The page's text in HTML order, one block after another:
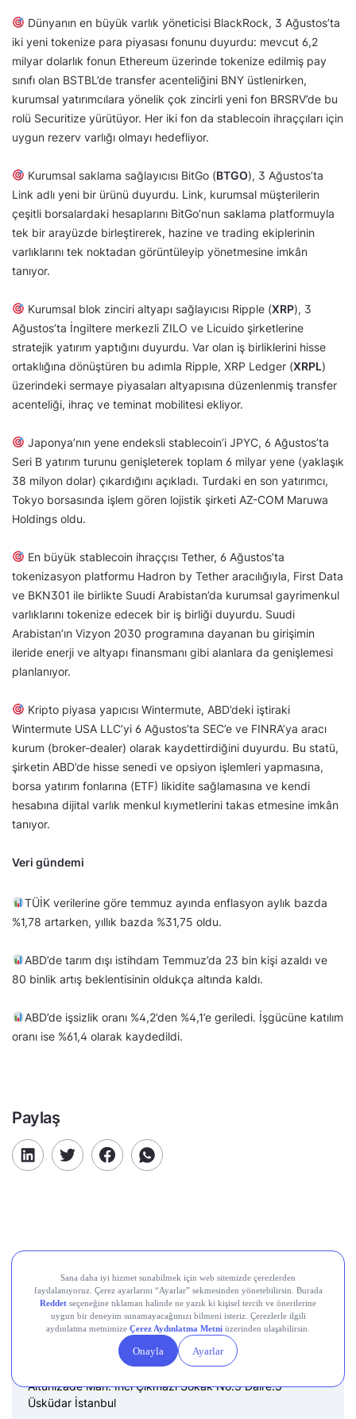
Dünyanın en büyük varlık yöneticisi BlackRock, 3 Ağustos’ta
iki yeni tokenize para piyasası fonunu duyurdu: mevcut 6,2
milyar dolarlık fonun Ethereum üzerinde tokenize edilmiş pay
sınıfı olan BSTBL’de transfer acenteliğini BNY üstlenirken,
kurumsal yatırımcılara yönelik çok zincirli yeni fon BRSRV’de bu
rolü Securitize yürütüyor. Her iki fon da stablecoin ihraççıları için
uygun rezerv varlığı olmayı hedefliyor.
Kurumsal saklama sağlayıcısı BitGo (BTGO), 3 Ağustos’ta
Link adlı yeni bir ürünü duyurdu. Link, kurumsal müşterilerin
çeşitli borsalardaki hesaplarını BitGo’nun saklama platformuyla
tek bir arayüzde birleştirerek, hazine ve trading ekiplerinin
varlıklarını tek noktadan görüntüleyip yönetmesine imkân
tanıyor.
Kurumsal blok zinciri altyapı sağlayıcısı Ripple (XRP), 3
Ağustos’ta İngiltere merkezli ZILO ve Licuido şirketlerine
stratejik yatırım yaptığını duyurdu. Var olan iş birliklerini hisse
ortaklığına dönüştüren bu adımla Ripple, XRP Ledger (XRPL)
üzerindeki sermaye piyasaları altyapısına düzenlenmiş transfer
acenteliği, ihraç ve teminat mobilitesi ekliyor.
Japonya’nın yene endeksli stablecoin’i JPYC, 6 Ağustos’ta
Seri B yatırım turunu genişleterek toplam 6 milyar yene (yaklaşık
38 milyon dolar) çıkardığını açıkladı. Turdaki en son yatırımcı,
Tokyo borsasında işlem gören lojistik şirketi AZ-COM Maruwa
Holdings oldu.
En büyük stablecoin ihraççısı Tether, 6 Ağustos’ta
tokenizasyon platformu Hadron by Tether aracılığıyla, First Data
ve BKN301 ile birlikte Suudi Arabistan’da kurumsal gayrimenkul
varlıklarını tokenize edecek bir iş birliği duyurdu. Suudi
Arabistan’ın Vizyon 2030 programına dayanan bu girişimin
ileride enerji ve altyapı finansmanı gibi alanlara da genişlemesi
planlanıyor.
Kripto piyasa yapıcısı Wintermute, ABD’deki iştiraki
Wintermute USA LLC’yi 6 Ağustos’ta SEC’e ve FINRA’ya aracı
kurum (broker-dealer) olarak kaydettirdiğini duyurdu. Bu statü,
şirketin ABD’de hisse senedi ve opsiyon işlemleri yapmasına,
borsa yatırım fonlarına (ETF) likidite sağlamasına ve kendi
hesabına dijital varlık menkul kıymetlerini takas etmesine imkân
tanıyor.
Veri gündemi
TÜİK verilerine göre temmuz ayında enflasyon aylık bazda
%1,78 artarken, yıllık bazda %31,75 oldu.
ABD’de tarım dışı istihdam Temmuz’da 23 bin kişi azaldı ve
80 binlik artış beklentisinin oldukça altında kaldı.
ABD’de işsizlik oranı %4,2’den %4,1’e geriledi. İşgücüne katılım
oranı ise %61,4 olarak kaydedildi.
Paylaş
Destek Hattı
0850 241 22 41
Altunizade Mah. İnci Çıkmazı Sokak No:3 Daire:3
Üsküdar İstanbul